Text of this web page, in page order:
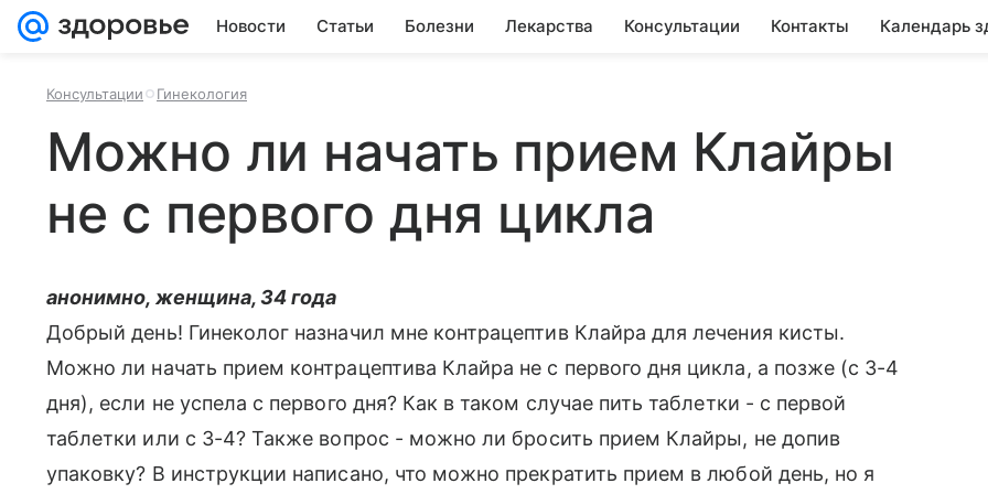
Новости Статьи Болезни Лекарства Консультации Контакты Календарь
Консультации Гинекология
Можно ли начать прием Клайры
не с первого дня цикла
анонимно, женщина, 34 года
Добрый день! Гинеколог назначил мне контрацептив Клайра для лечения кисты.
Можно ли начать прием контрацептива Клайра не с первого дня цикла, а позже (с 3-4
дня), если не успела с первого дня? Как в таком случае пить таблетки - с первой
таблетки или с 3-4? Также вопрос - можно ли бросить прием Клайры, не допив
упаковку? В инструкции написано, что можно прекратить прием в любой день, но я